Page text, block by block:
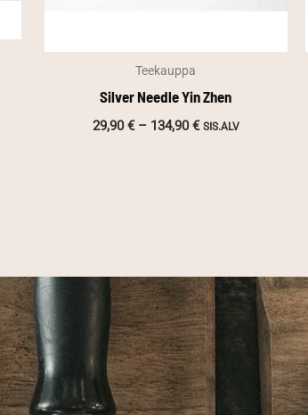
Teekauppa
Silver Needle Yin Zhen
29,90€ – 134,90€Hintaluokka:
SIS.ALV